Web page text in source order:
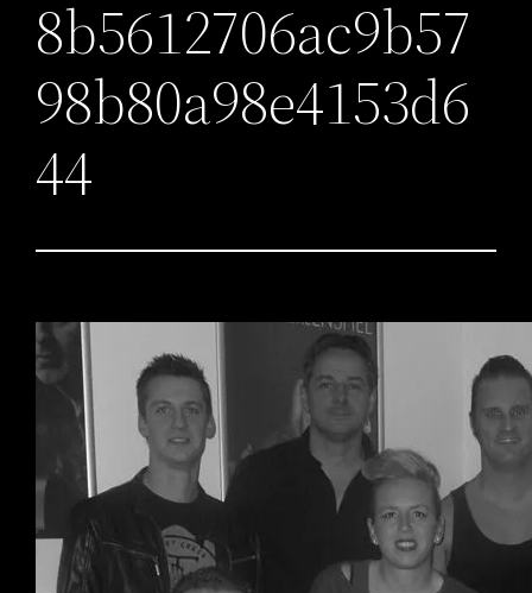
8b5612706ac9b57
98b80a98e4153d6
44